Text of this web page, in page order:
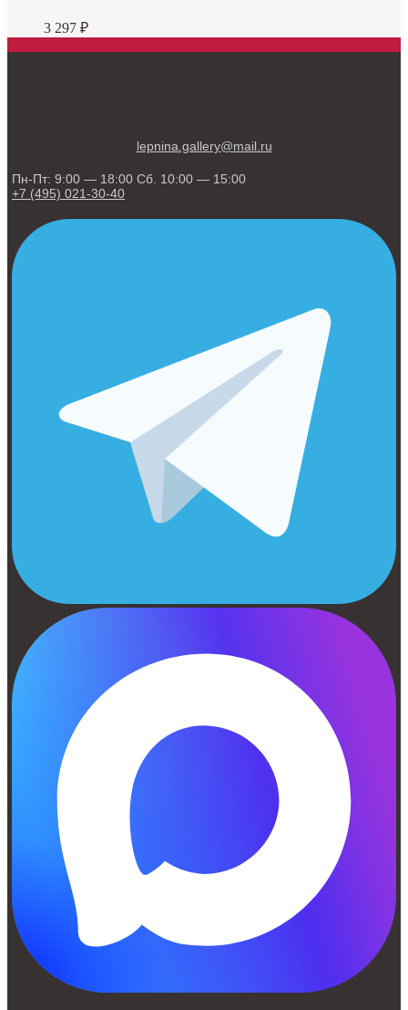
3 297 ₽
lepnina.gallery@mail.ru
Пн-Пт: 9:00 — 18:00 Сб. 10:00 — 15:00
+7 (495) 021-30-40